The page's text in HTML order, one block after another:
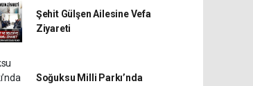
Şehit Gülşen Ailesine Vefa
Ziyareti
Soğuksu Milli Parkı’nda